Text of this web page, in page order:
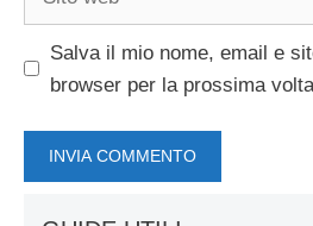
Salva il mio nome, email e
browser per la prossima